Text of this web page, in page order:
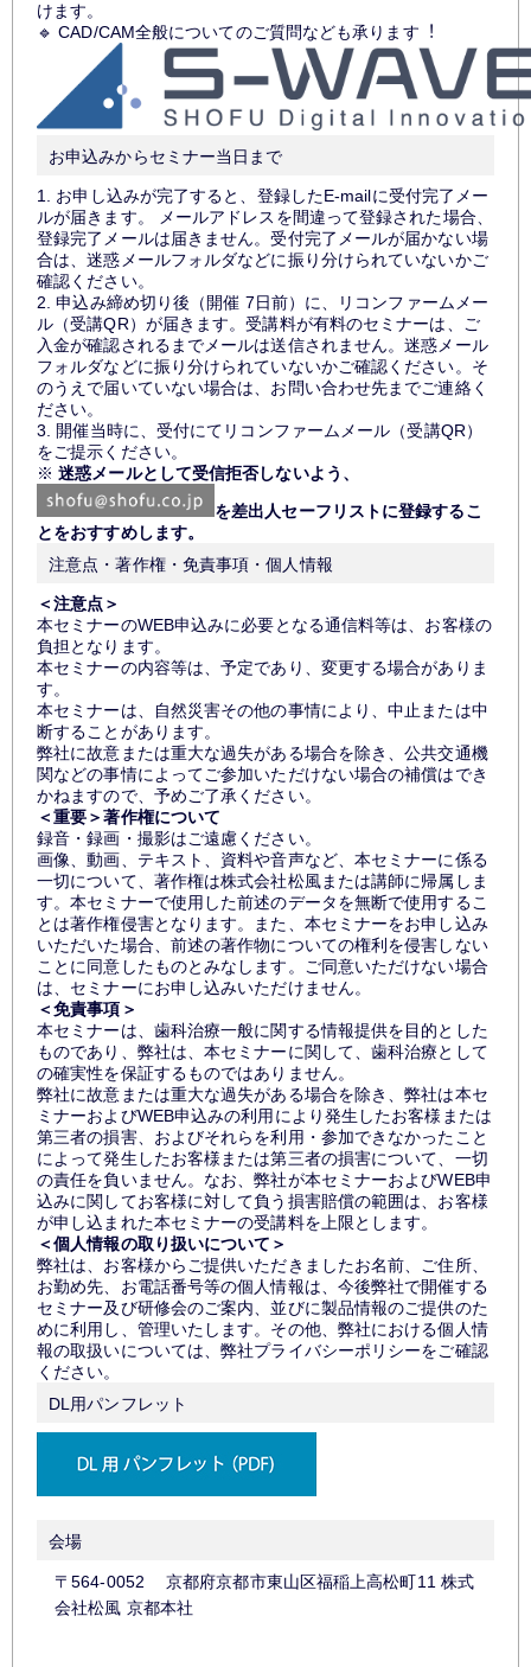
けます。
🔹 CAD/CAM全般についてのご質問なども承ります︕
お申込みからセミナー当日まで
1. お申し込みが完了すると、登録したE-mailに受付完了メー
ルが届きます。 メールアドレスを間違って登録された場合、
登録完了メールは届きません。受付完了メールが届かない場
合は、迷惑メールフォルダなどに振り分けられていないかご
確認ください。
2. 申込み締め切り後（開催 7日前）に、リコンファームメー
ル（受講QR）が届きます。受講料が有料のセミナーは、ご
入金が確認されるまでメールは送信されません。迷惑メール
フォルダなどに振り分けられていないかご確認ください。そ
のうえで届いていない場合は、お問い合わせ先までご連絡く
ださい。
3. 開催当時に、受付にてリコンファームメール（受講QR）
をご提示ください。
※迷惑メールとして受信拒否しないよう、
を差出人セーフリストに登録するこ
とをおすすめします。
注意点・著作権・免責事項・個人情報
＜注意点＞
本セミナーのWEB申込みに必要となる通信料等は、お客様の
負担となります。
本セミナーの内容等は、予定であり、変更する場合がありま
す。
本セミナーは、自然災害その他の事情により、中止または中
断することがあります。
弊社に故意または重大な過失がある場合を除き、公共交通機
関などの事情によってご参加いただけない場合の補償はでき
かねますので、予めご了承ください。
＜重要＞著作権について
録音・録画・撮影はご遠慮ください。
画像、動画、テキスト、資料や音声など、本セミナーに係る
一切について、著作権は株式会社松風または講師に帰属しま
す。本セミナーで使用した前述のデータを無断で使用するこ
とは著作権侵害となります。また、本セミナーをお申し込み
いただいた場合、前述の著作物についての権利を侵害しない
ことに同意したものとみなします。ご同意いただけない場合
は、セミナーにお申し込みいただけません。
＜免責事項＞
本セミナーは、歯科治療一般に関する情報提供を目的とした
ものであり、弊社は、本セミナーに関して、歯科治療として
の確実性を保証するものではありません。
弊社に故意または重大な過失がある場合を除き、弊社は本セ
ミナーおよびWEB申込みの利用により発生したお客様または
第三者の損害、およびそれらを利用・参加できなかったこと
によって発生したお客様または第三者の損害について、一切
の責任を負いません。なお、弊社が本セミナーおよびWEB申
込みに関してお客様に対して負う損害賠償の範囲は、お客様
が申し込まれた本セミナーの受講料を上限とします。
＜個人情報の取り扱いについて＞
弊社は、お客様からご提供いただきましたお名前、ご住所、
お勤め先、お電話番号等の個人情報は、今後弊社で開催する
セミナー及び研修会のご案内、並びに製品情報のご提供のた
めに利用し、管理いたします。その他、弊社における個人情
報の取扱いについては、弊社プライバシーポリシーをご確認
ください。
DL用パンフレット
会場
〒564-0052 京都府京都市東山区福稲上高松町11 株式
会社松風 京都本社